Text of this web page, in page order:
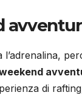
l’adrenalina,
di